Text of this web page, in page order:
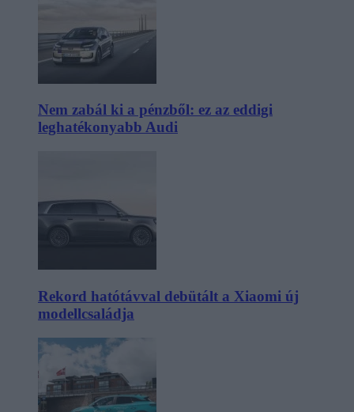
Nem zabál ki a pénzből: ez az eddigi
leghatékonyabb Audi
Rekord hatótávval debütált a Xiaomi új
modellcsaládja